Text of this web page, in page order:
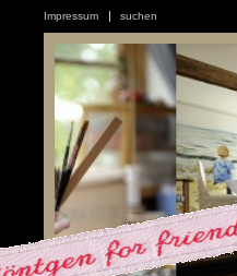
Impressum suchen